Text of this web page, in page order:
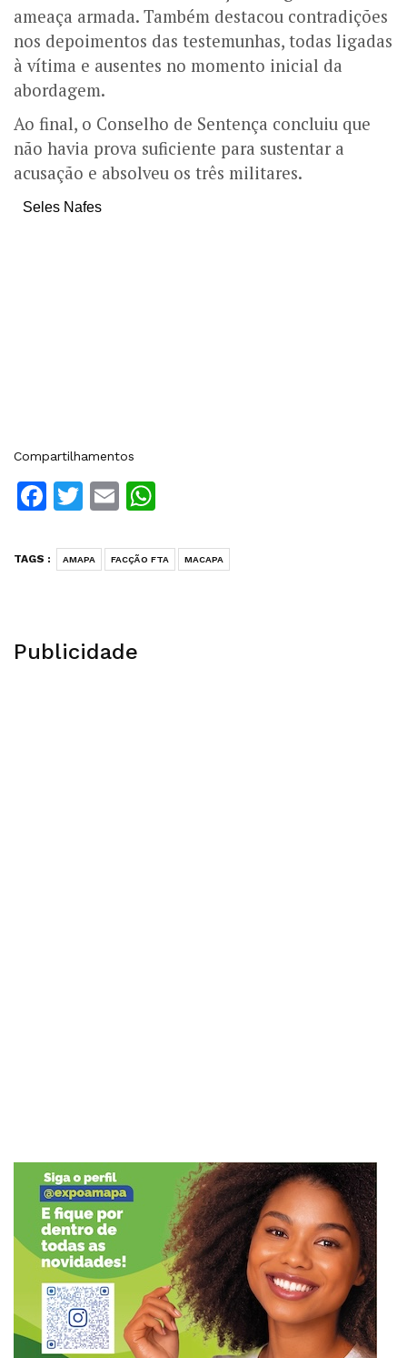
ameaça armada. Também destacou contradições
nos depoimentos das testemunhas, todas ligadas
à vítima e ausentes no momento inicial da
abordagem.
Ao final, o Conselho de Sentença concluiu que
não havia prova suficiente para sustentar a
acusação e absolveu os três militares.
Seles Nafes
Compartilhamentos
Facebook
Twitter
Email
TAGS : AMAPA FACÇÃO FTA MACAPA
Publicidade